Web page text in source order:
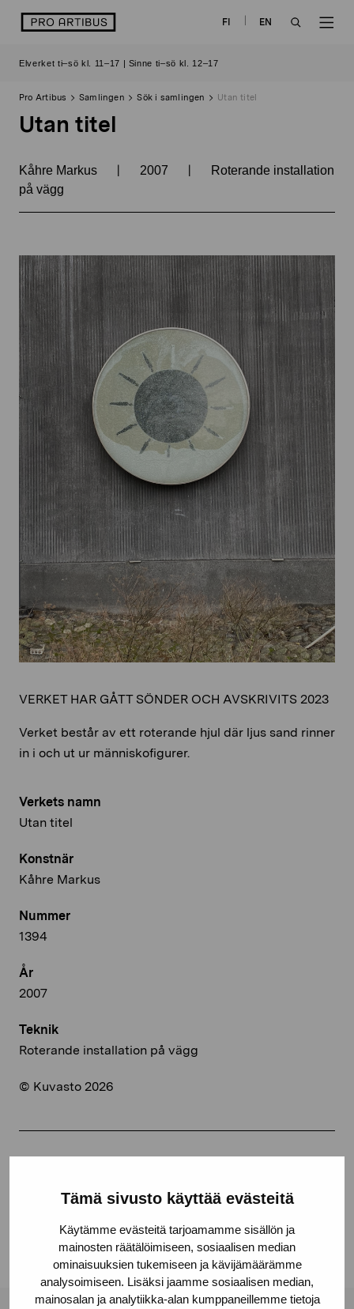
Tämä sivusto käyttää evästeitä
Käytämme evästeitä tarjoamamme sisällön ja
mainosten räätälöimiseen, sosiaalisen median
ominaisuuksien tukemiseen ja kävijämäärämme
analysoimiseen. Lisäksi jaamme sosiaalisen median,
mainosalan ja analytiikka-alan kumppaneillemme tietoja
logo FI
EN
Elverket ti–sö kl. 11–17 | Sinne ti–sö kl. 12–17
Pro Artibus Samlingen Sök i samlingen Utan titel
Utan titel
Kåhre Markus | 2007 |
Roterande installation
på vägg
Verkets namn
Utan titel
Konstnär
Kåhre Markus
Nummer
1394
År
2007
Teknik
Roterande installation på vägg
© Kuvasto 2026
Facebook
VERKET HAR GÅTT SÖNDER OCH AVSKRIVITS 2023
Verket består av ett roterande hjul där ljus sand rinner
in i och ut ur människofigurer.